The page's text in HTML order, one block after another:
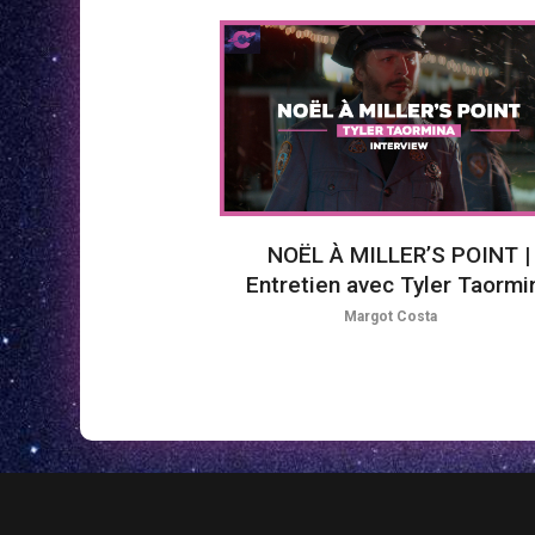
NOËL À MILLER’S POINT |
Entretien avec Tyler
Margot Costa